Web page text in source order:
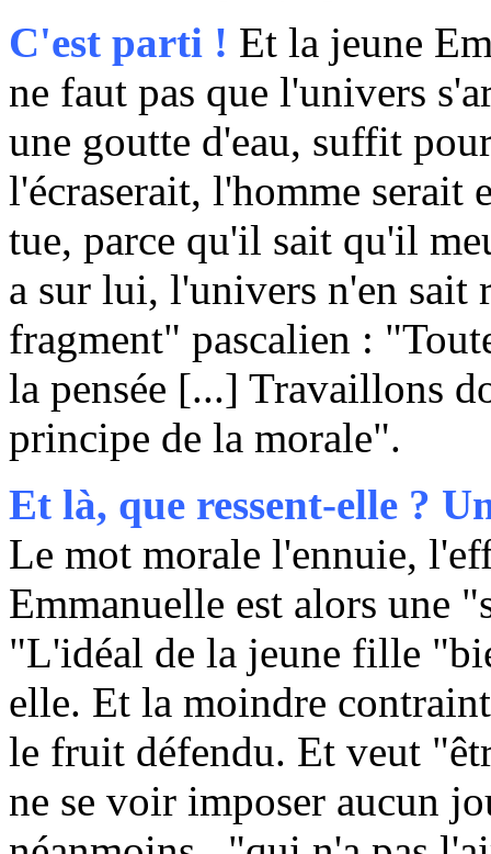
C'est parti ! Et la jeune
ne faut pas que l'univers
une goutte d'eau, suffit
l'écraserait, l'homme serait
tue, parce qu'il sait qu'il
a sur lui, l'univers n'en
fragment" pascalien :
la pensée [...] Travaillons
principe de la morale".
Et là, que ressent-elle ?
Le mot morale l'ennuie,
Emmanuelle est alors une
"L'idéal de la jeune fille
elle. Et la moindre
le fruit défendu. Et veut
ne se voir imposer aucun